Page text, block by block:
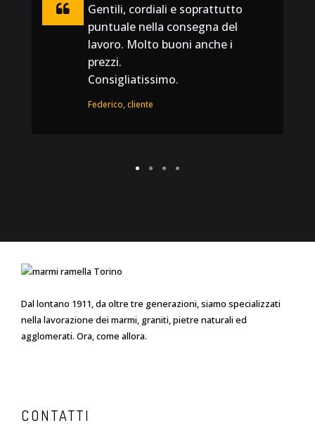
Gentili, cordiali e soprattutto
puntuale nella consegna del
lavoro. Molto buoni anche i
prezzi.
Consigliatissimo.
Federico, cliente
Dal lontano 1911, da oltre tre generazioni, siamo specializzati
nella lavorazione dei marmi, graniti, pietre naturali ed
agglomerati. Ora, come allora.
CONTATTI